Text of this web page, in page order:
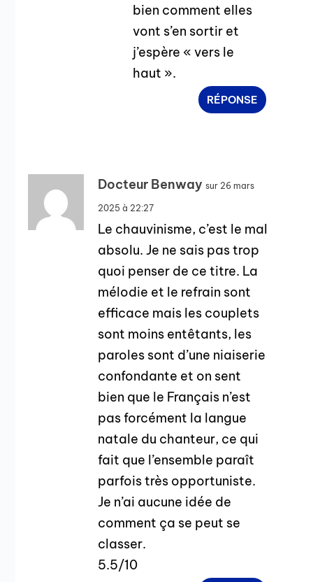
bien comment elles
vont s’en sortir et
j’espère « vers le
haut ».
RÉPONSE
Docteur Benway sur 26 mars
2025 à 22:27
Le chauvinisme, c’est le mal
absolu. Je ne sais pas trop
quoi penser de ce titre. La
mélodie et le refrain sont
efficace mais les couplets
sont moins entêtants, les
paroles sont d’une niaiserie
confondante et on sent
bien que le Français n’est
pas forcément la langue
natale du chanteur, ce qui
fait que l’ensemble paraît
parfois très opportuniste.
Je n’ai aucune idée de
comment ça se peut se
classer.
5.5/10